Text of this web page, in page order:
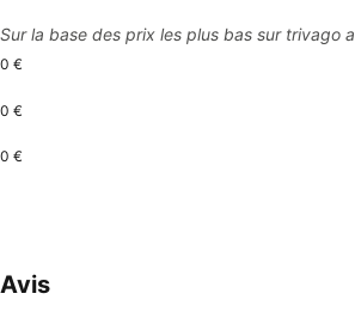
Sur la base des prix les plus bas sur trivago
0 €
0 €
0 €
Avis